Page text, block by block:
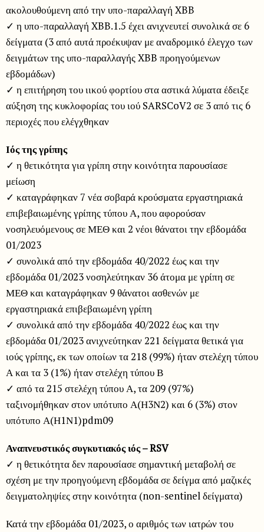
ακολουθούμενη από την υπο-παραλλαγή XBB
✓ η υπο-παραλλαγή XBB.1.5 έχει ανιχνευτεί συνολικά σε 6
δείγματα (3 από αυτά προέκυψαν με αναδρομικό έλεγχο των
δειγμάτων της υπο-παραλλαγής XBB προηγούμενων
εβδομάδων)
✓ η επιτήρηση του ιικού φορτίου στα αστικά λύματα έδειξε
αύξηση της κυκλοφορίας του ιού SARSCoV2 σε 3 από τις 6
περιοχές που ελέγχθηκαν
Ιός της γρίπης
✓ η θετικότητα για γρίπη στην κοινότητα παρουσίασε
μείωση
✓ καταγράφηκαν 7 νέα σοβαρά κρούσματα εργαστηριακά
επιβεβαιωμένης γρίπης τύπου Α, που αφορούσαν
νοσηλευόμενους σε ΜΕΘ και 2 νέοι θάνατοι την εβδομάδα
01/2023
✓ συνολικά από την εβδομάδα 40/2022 έως και την
εβδομάδα 01/2023 νοσηλεύτηκαν 36 άτομα με γρίπη σε
ΜΕΘ και καταγράφηκαν 9 θάνατοι ασθενών με
εργαστηριακά επιβεβαιωμένη γρίπη
✓ συνολικά από την εβδομάδα 40/2022 έως και την
εβδομάδα 01/2023 ανιχνεύτηκαν 221 δείγματα θετικά για
ιούς γρίπης, εκ των οποίων τα 218 (99%) ήταν στελέχη τύπου
Α και τα 3 (1%) ήταν στελέχη τύπου Β
✓ από τα 215 στελέχη τύπου Α, τα 209 (97%)
ταξινομήθηκαν στον υπότυπο Α(Η3Ν2) και 6 (3%) στον
υπότυπο Α(Η1Ν1)pdm09
Αναπνευστικός συγκυτιακός ιός – RSV
✓ η θετικότητα δεν παρουσίασε σημαντική μεταβολή σε
σχέση με την προηγούμενη εβδομάδα σε δείγμα από μαζικές
δειγματοληψίες στην κοινότητα (non-sentinel δείγματα)
Κατά την εβδομάδα 01/2023, ο αριθμός των ιατρών του